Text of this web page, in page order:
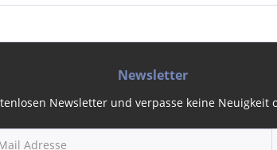
Newsletter
Newsletter und verpasse keine Neuigkeit